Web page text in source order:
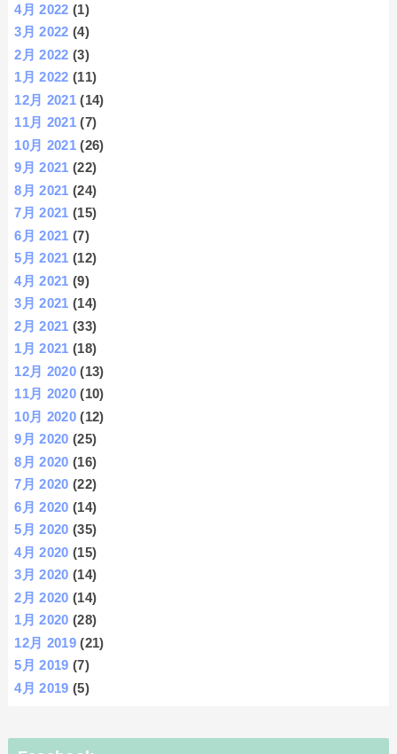
4月 2022 (1)
3月 2022 (4)
2月 2022 (3)
1月 2022 (11)
12月 2021 (14)
11月 2021 (7)
10月 2021 (26)
9月 2021 (22)
8月 2021 (24)
7月 2021 (15)
6月 2021 (7)
5月 2021 (12)
4月 2021 (9)
3月 2021 (14)
2月 2021 (33)
1月 2021 (18)
12月 2020 (13)
11月 2020 (10)
10月 2020 (12)
9月 2020 (25)
8月 2020 (16)
7月 2020 (22)
6月 2020 (14)
5月 2020 (35)
4月 2020 (15)
3月 2020 (14)
2月 2020 (14)
1月 2020 (28)
12月 2019 (21)
5月 2019 (7)
4月 2019 (5)